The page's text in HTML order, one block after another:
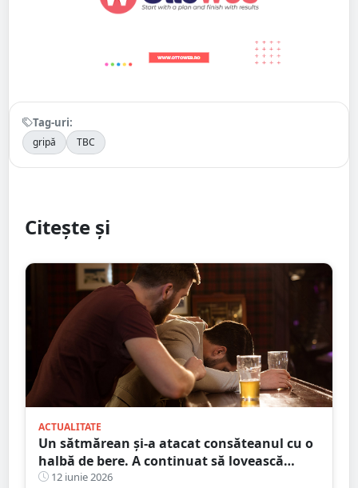
Tag-uri:
gripă TBC
Citește și
ACTUALITATE
Un sătmărean și-a atacat consăteanul cu o
halbă de bere. A continuat să lovească
victima și după ce halba s-a spart
12 iunie 2026